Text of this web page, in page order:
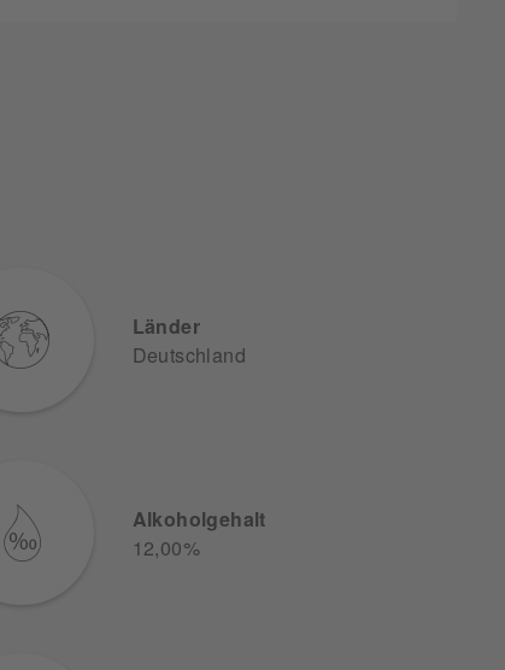
Länder
Deutschland
Alkoholgehalt
12,00%